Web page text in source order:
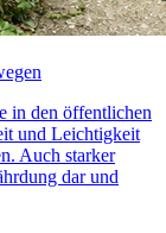
in den öffentlichen
und Leichtigkeit
Auch starker
dar und